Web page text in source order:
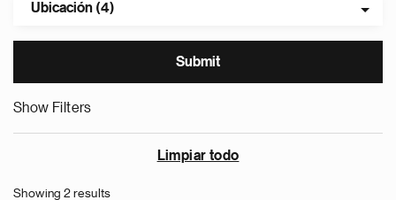
Ubicación (4)
Show Filters
Limpiar todo
Showing 2 results